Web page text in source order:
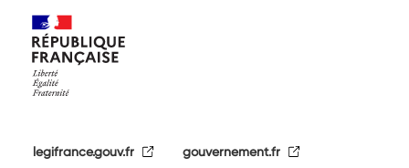
legifrance.gouv.fr gouvernement.fr